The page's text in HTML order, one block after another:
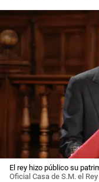
El rey hizo público su
Oficial Casa de S.M. el Rey